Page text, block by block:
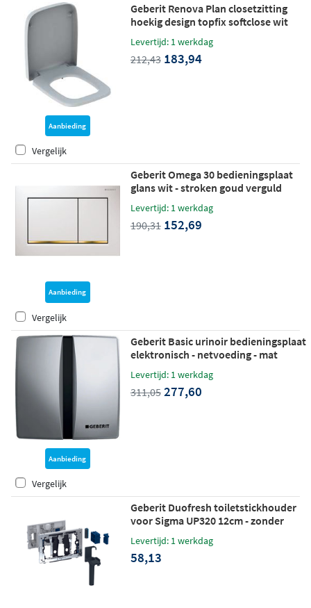
Aanbieding
Geberit Renova Plan closetzitting
hoekig design topfix softclose wit
Levertijd: 1 werkdag
212,43 183,94
Vergelijk
Aanbieding
Geberit Omega 30 bedieningsplaat
glans wit - stroken goud verguld
Levertijd: 1 werkdag
190,31 152,69
Vergelijk
Aanbieding
Geberit Basic urinoir bedieningsplaat
elektronisch - netvoeding - mat
Levertijd: 1 werkdag
311,05 277,60
Vergelijk
Geberit Duofresh toiletstickhouder
voor Sigma UP320 12cm - zonder
geurzuivering - chroom
Levertijd: 1 werkdag
58,13